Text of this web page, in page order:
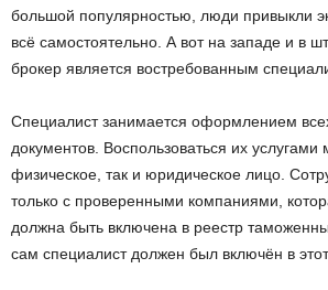
большой популярностью, люди привыкли
всё самостоятельно. А вот на западе и в
брокер является востребованным
Специалист занимается оформлением
документов. Воспользоваться их услугами
физическое, так и юридическое лицо.
только с проверенными компаниями,
должна быть включена в реестр
сам специалист должен был включён в этот